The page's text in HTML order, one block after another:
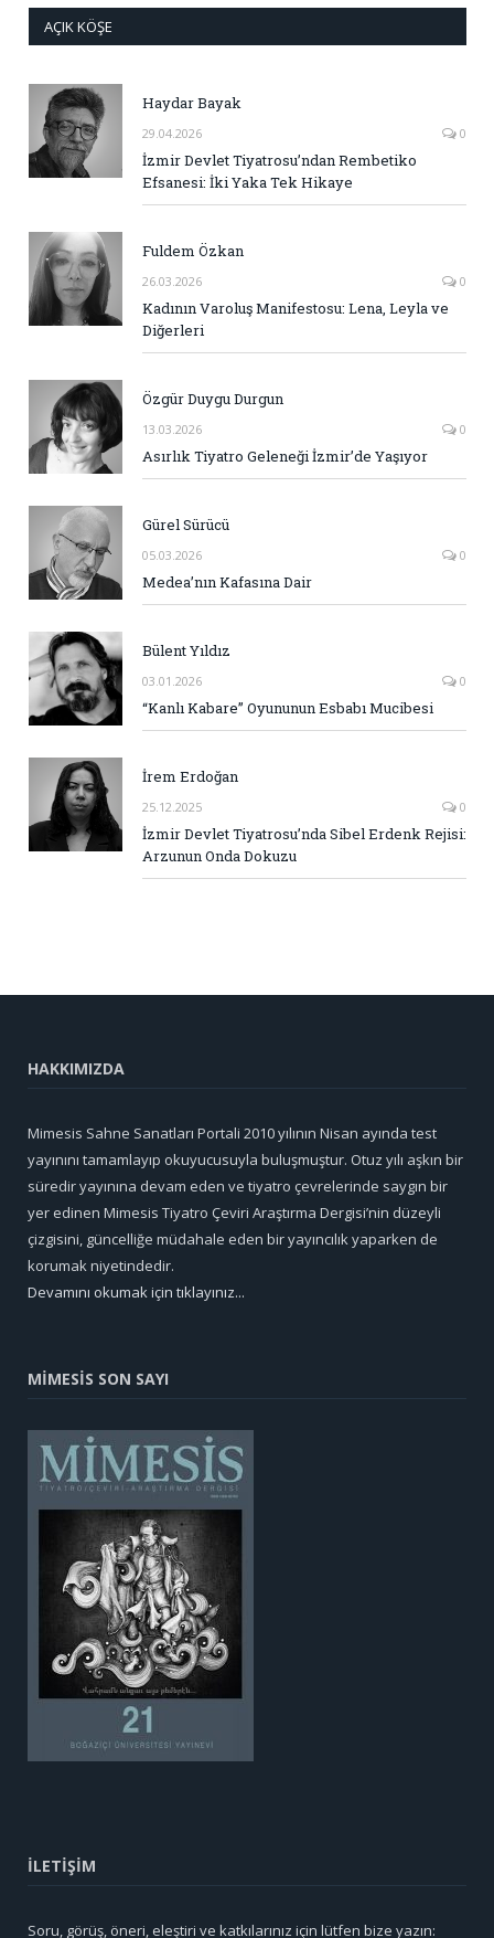
AÇIK KÖŞE
Haydar Bayak
29.04.2026 0
İzmir Devlet Tiyatrosu’ndan Rembetiko
Efsanesi: İki Yaka Tek Hikaye
Fuldem Özkan
26.03.2026 0
Kadının Varoluş Manifestosu: Lena, Leyla ve
Diğerleri
Özgür Duygu Durgun
13.03.2026 0
Asırlık Tiyatro Geleneği İzmir’de Yaşıyor
Gürel Sürücü
05.03.2026 0
Medea’nın Kafasına Dair
Bülent Yıldız
03.01.2026 0
“Kanlı Kabare” Oyununun Esbabı Mucibesi
İrem Erdoğan
25.12.2025 0
İzmir Devlet Tiyatrosu’nda Sibel Erdenk Rejisi:
Arzunun Onda Dokuzu
HAKKIMIZDA
Mimesis Sahne Sanatları Portali 2010 yılının Nisan ayında test
yayınını tamamlayıp okuyucusuyla buluşmuştur. Otuz yılı aşkın bir
süredir yayınına devam eden ve tiyatro çevrelerinde saygın bir
yer edinen Mimesis Tiyatro Çeviri Araştırma Dergisi’nin düzeyli
çizgisini, güncelliğe müdahale eden bir yayıncılık yaparken de
korumak niyetindedir.
Devamını okumak için tıklayınız...
MİMESİS SON SAYI
İLETİŞİM
Soru, görüş, öneri, eleştiri ve katkılarınız için lütfen bize yazın: